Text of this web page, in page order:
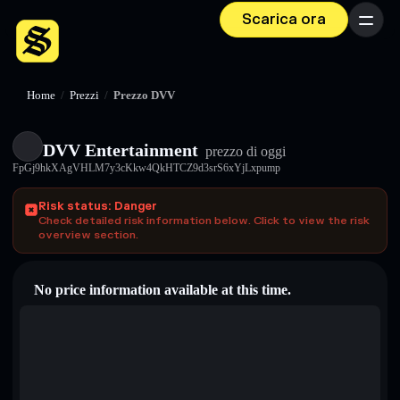
Scarica ora Menu
Home / Prezzi / Prezzo DVV
DVV Entertainment prezzo di oggi
FpGj9hkXAgVHLM7y3cKkw4QkHTCZ9d3srS6xYjLxpump
Risk status: Danger
Check detailed risk information below. Click to view the risk
overview section.
No price information available at this time.